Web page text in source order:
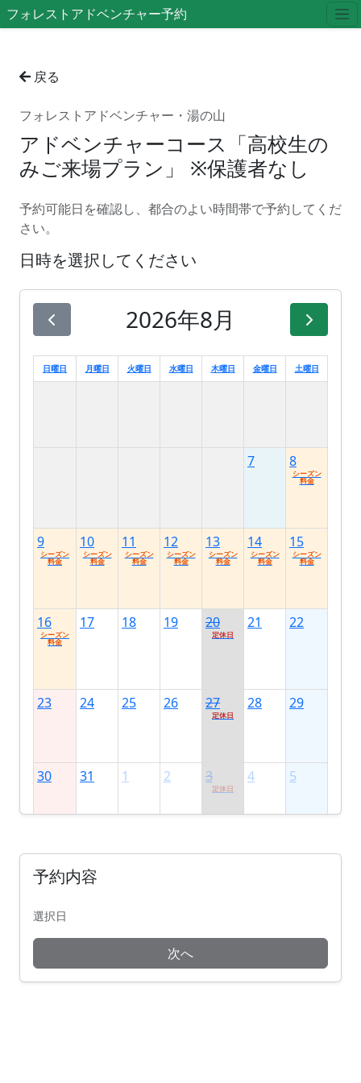
フォレストアドベンチャー予約
戻る
フォレストアドベンチャー・湯の山
アドベンチャーコース「高校生の
みご来場プラン」 ※保護者なし
予約可能日を確認し、都合のよい時間帯で予約してくだ
さい。
日時を選択してください
2026年8月
日曜日 月曜日 火曜日 水曜日 木曜日 金曜日 土曜日
7 8
シーズン
料金
9
シーズン
料金
10
シーズン
料金
11
シーズン
料金
12
シーズン
料金
13
シーズン
料金
14
シーズン
料金
15
シーズン
料金
16
シーズン
料金
17 18 19 20
定休日
21 22
23 24 25 26 27
定休日
28 29
30 31 1 2 3
定休日
4 5
予約内容
選択日
次へ